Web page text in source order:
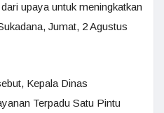
upaya untuk meningkatkan
Jumat, 2 Agustus
Kepala Dinas
Terpadu Satu Pintu